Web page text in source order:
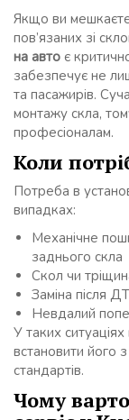
Якщо ви
пов’язаних зі
на авто є
забезпечує не
та пасажирів.
монтажу скла,
професіоналам.
Коли
Потреба в
випадках:
Механічне
заднього скла
Скол чи
Заміна після
Невдалий
У таких
встановити його
стандартів.
Чому